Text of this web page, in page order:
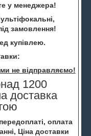
у менеджера!
замовлення!
купівлею.
не відправляємо!
1200
доставка
оплата
Ціна доставки